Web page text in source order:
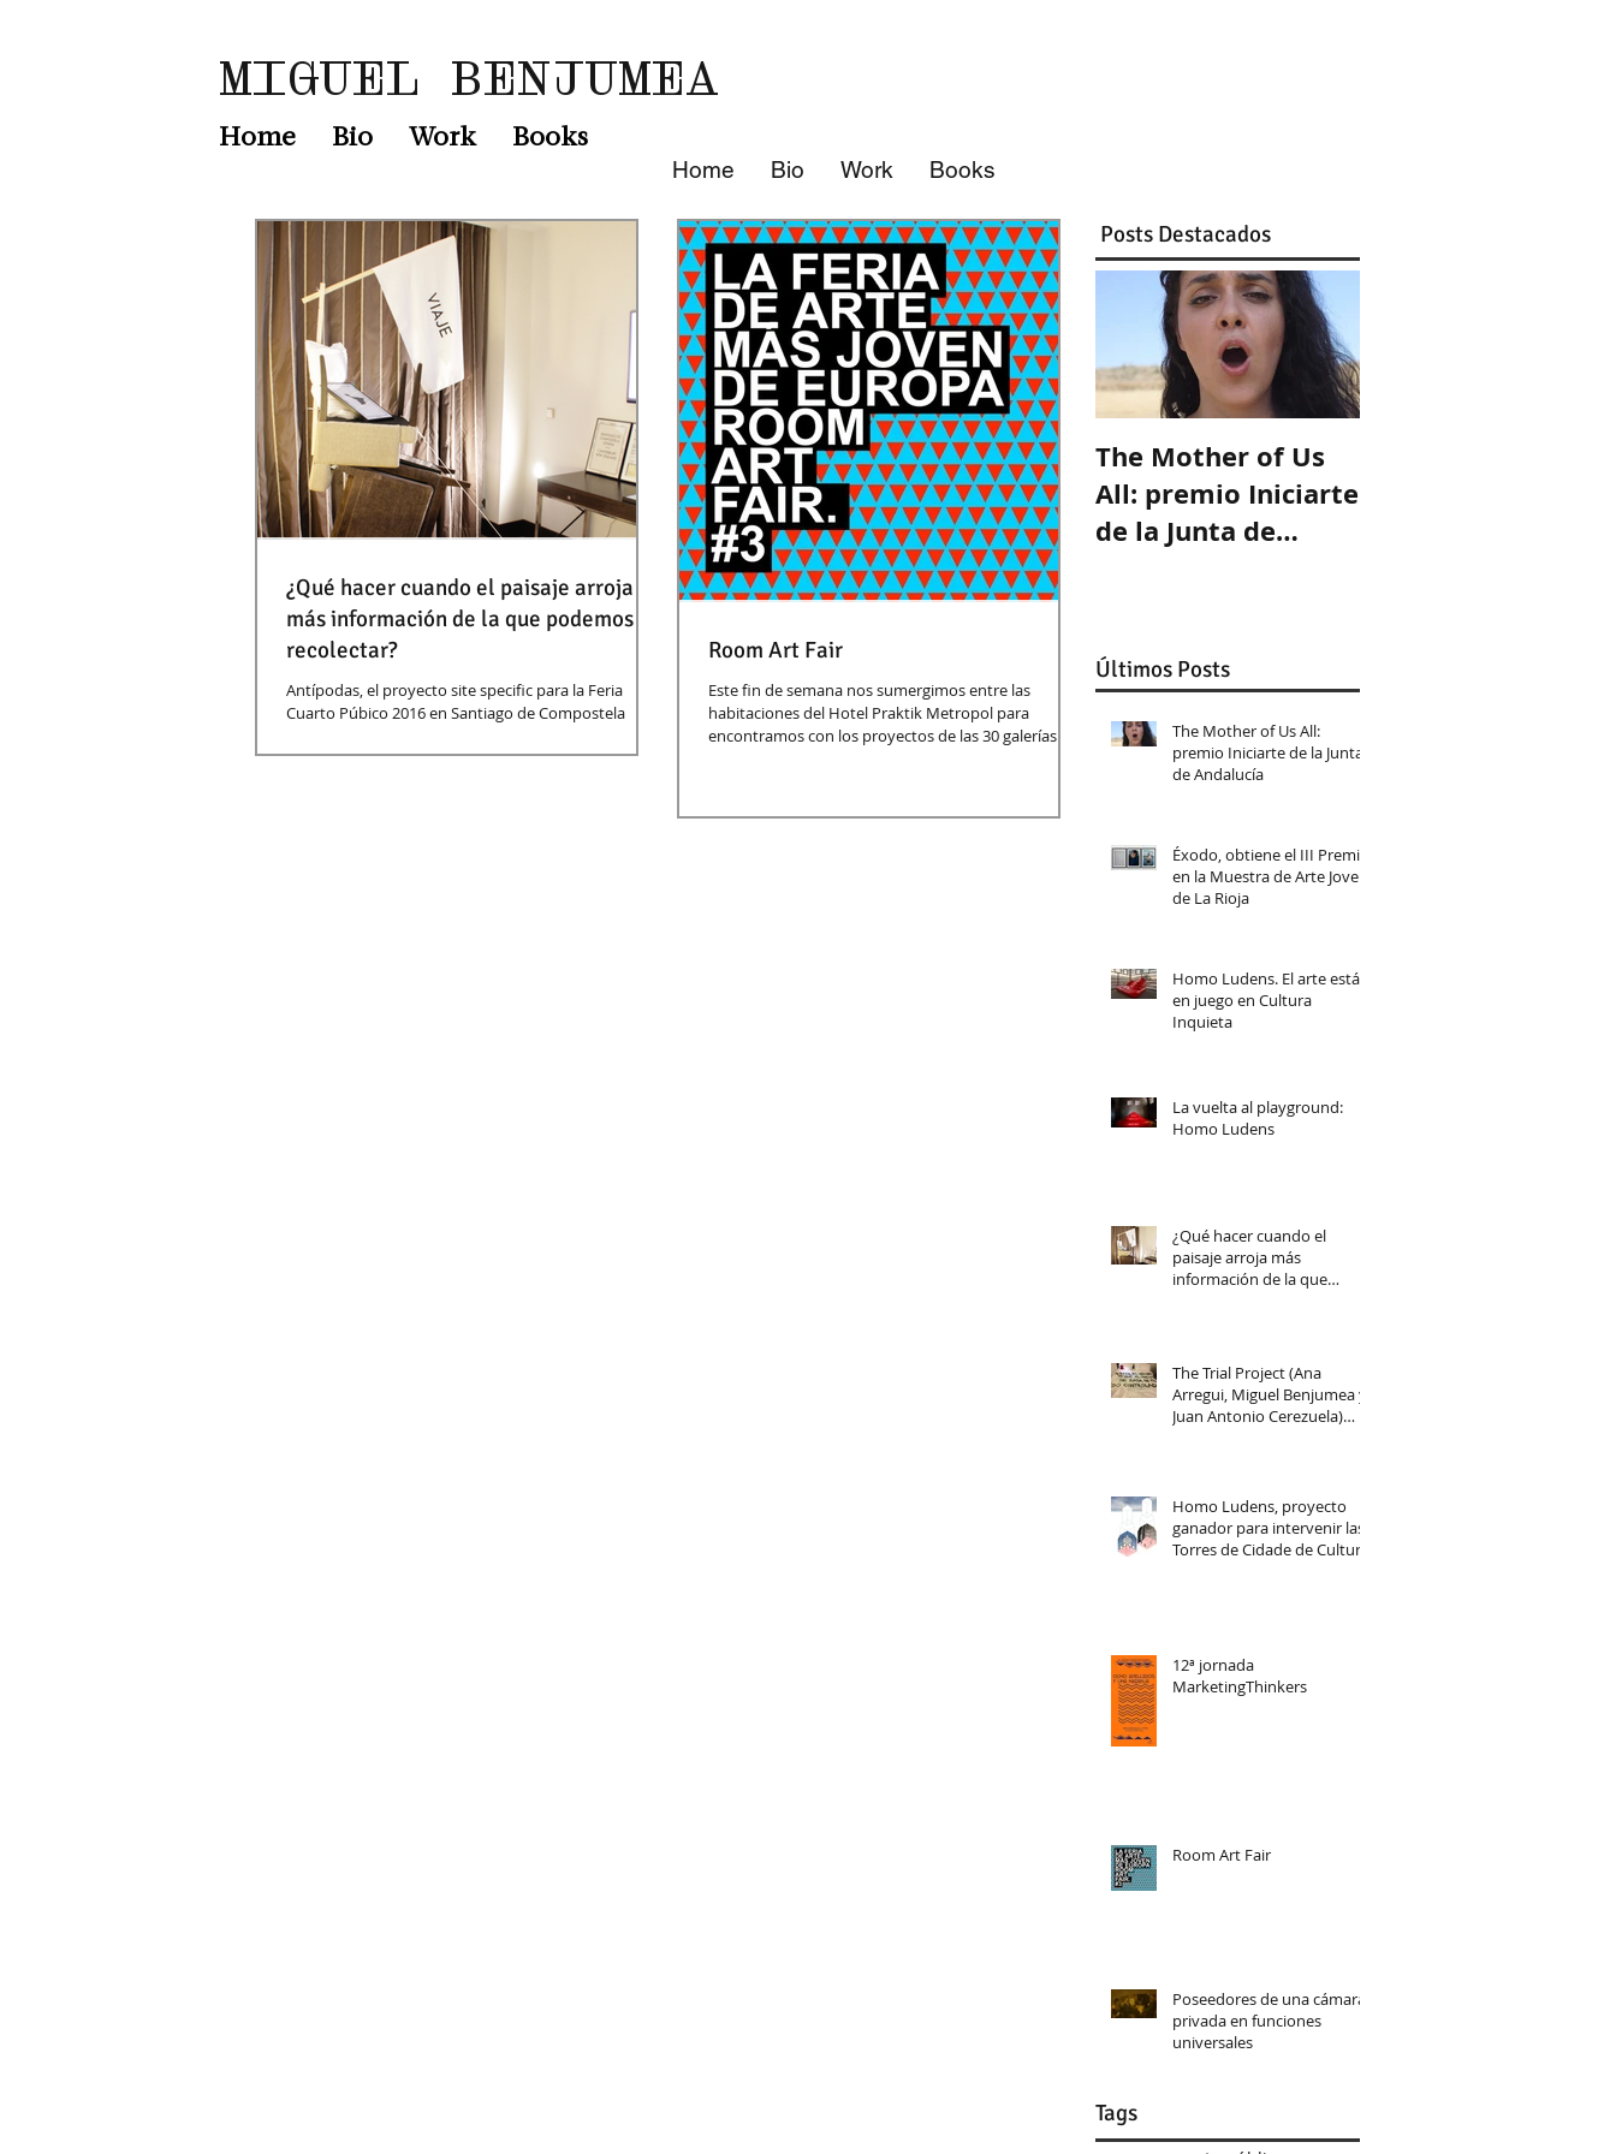
MIGUEL BENJUMEA
Home Bio Work Books
Home Bio Work Books
¿Qué hacer cuando el paisaje arroja
más información de la que podemos
recolectar?
Antípodas, el proyecto site specific para la Feria
Cuarto Púbico 2016 en Santiago de Compostela
Room Art Fair
Este fin de semana nos sumergimos entre las
habitaciones del Hotel Praktik Metropol para
encontramos con los proyectos de las 30 galerías...
Posts Destacados
The Mother of Us
All: premio Iniciarte
de la Junta de
Últimos Posts
The Mother of Us All:
premio Iniciarte de la Junta
de Andalucía
Éxodo, obtiene el III Premio
en la Muestra de Arte Joven
de La Rioja
Homo Ludens. El arte está
en juego en Cultura
Inquieta
La vuelta al playground:
Homo Ludens
¿Qué hacer cuando el
paisaje arroja más
información de la que
The Trial Project (Ana
Arregui, Miguel Benjumea y
Juan Antonio Cerezuela)
Homo Ludens, proyecto
ganador para intervenir las
Torres de Cidade de Cultura
12ª jornada
MarketingThinkers
Room Art Fair
Poseedores de una cámara
privada en funciones
universales
Tags